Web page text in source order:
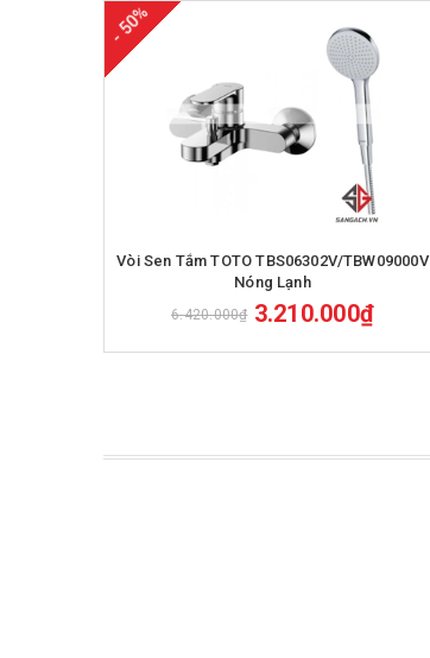
- 50%
Vòi Sen Tắm TOTO TBS06302V/TBW09000V
Nóng Lạnh
6.420.000₫ 3.210.000₫